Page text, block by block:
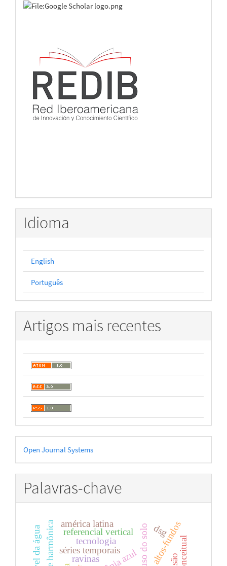
Idioma
English
Português
Artigos mais recentes
Desenvolvido
por
Open Journal Systems
Palavras-chave
ravinas uso do solo
referencial vertical
séries temporais
altos-fundos
dsg
tecnologia
américa latina